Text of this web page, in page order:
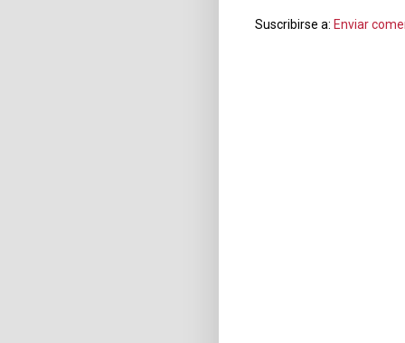
Suscribirse a: Enviar